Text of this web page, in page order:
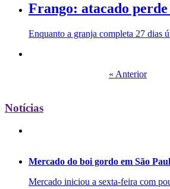
Frango: atacado
Enquanto a granja completa 27 dias
« Anterior
Notícias
Mercado do boi gordo em São
Mercado iniciou a sexta-feira com